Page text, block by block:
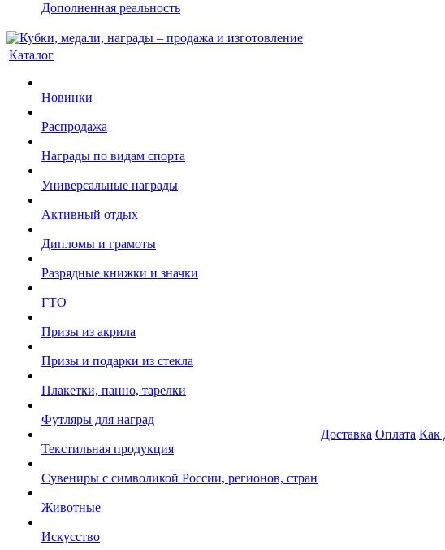
Дополненная реальность
Каталог
Новинки
Распродажа
Награды по видам спорта
Универсальные награды
Активный отдых
Дипломы и грамоты
Разрядные книжки и значки
ГТО
Призы из акрила
Призы и подарки из стекла
Плакетки, панно, тарелки
Футляры для наград
Текстильная продукция
Сувениры с символикой России, регионов, стран
Животные
Искусство
Доставка Оплата Как